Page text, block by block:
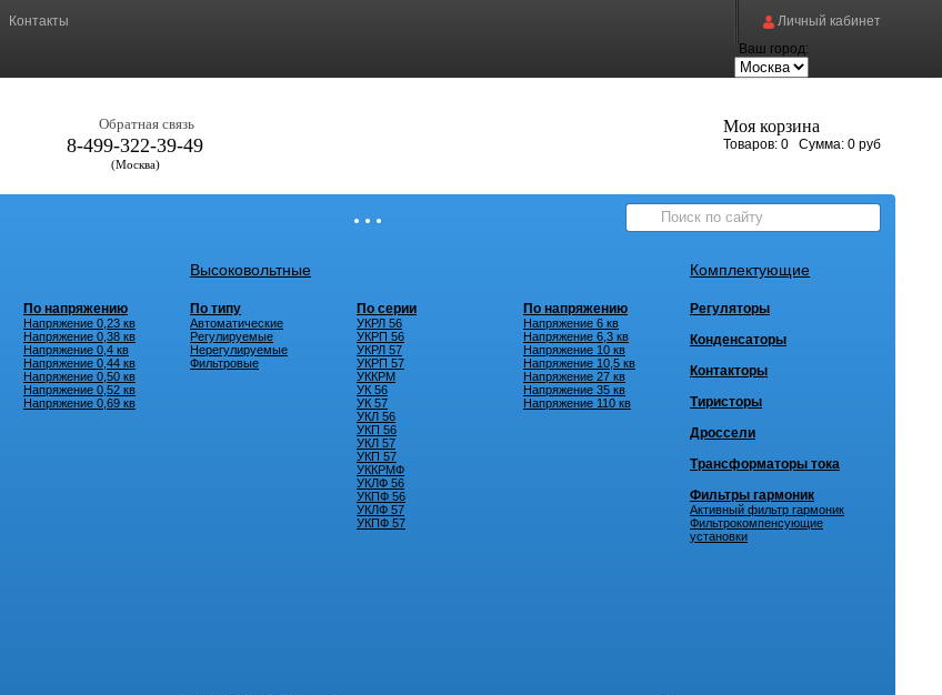
Контакты
Личный кабинет
Ваш город:
Моя корзина
Товаров: 0 Сумма: 0 руб
Обратная связь
8-499-322-39-49
(Москва)
• • •
По напряжению
Напряжение 0,23 кв
Напряжение 0,38 кв
Напряжение 0,4 кв
Напряжение 0,44 кв
Напряжение 0,50 кв
Напряжение 0,52 кв
Напряжение 0,69 кв
Высоковольтные
По типу
Автоматические
Регулируемые
Нерегулируемые
Фильтровые
По серии
УКРЛ 56
УКРП 56
УКРЛ 57
УКРП 57
УККРМ
УК 56
УК 57
УКЛ 56
УКП 56
УКЛ 57
УКП 57
УККРМФ
УКЛФ 56
УКПФ 56
УКЛФ 57
УКПФ 57
По напряжению
Напряжение 6 кв
Напряжение 6,3 кв
Напряжение 10 кв
Напряжение 10,5 кв
Напряжение 27 кв
Напряжение 35 кв
Напряжение 110 кв
Комплектующие
Регуляторы
Конденсаторы
Контакторы
Тиристоры
Дроссели
Трансформаторы тока
Фильтры гармоник
Активный фильтр гармоник
Фильтрокомпенсующие
установки